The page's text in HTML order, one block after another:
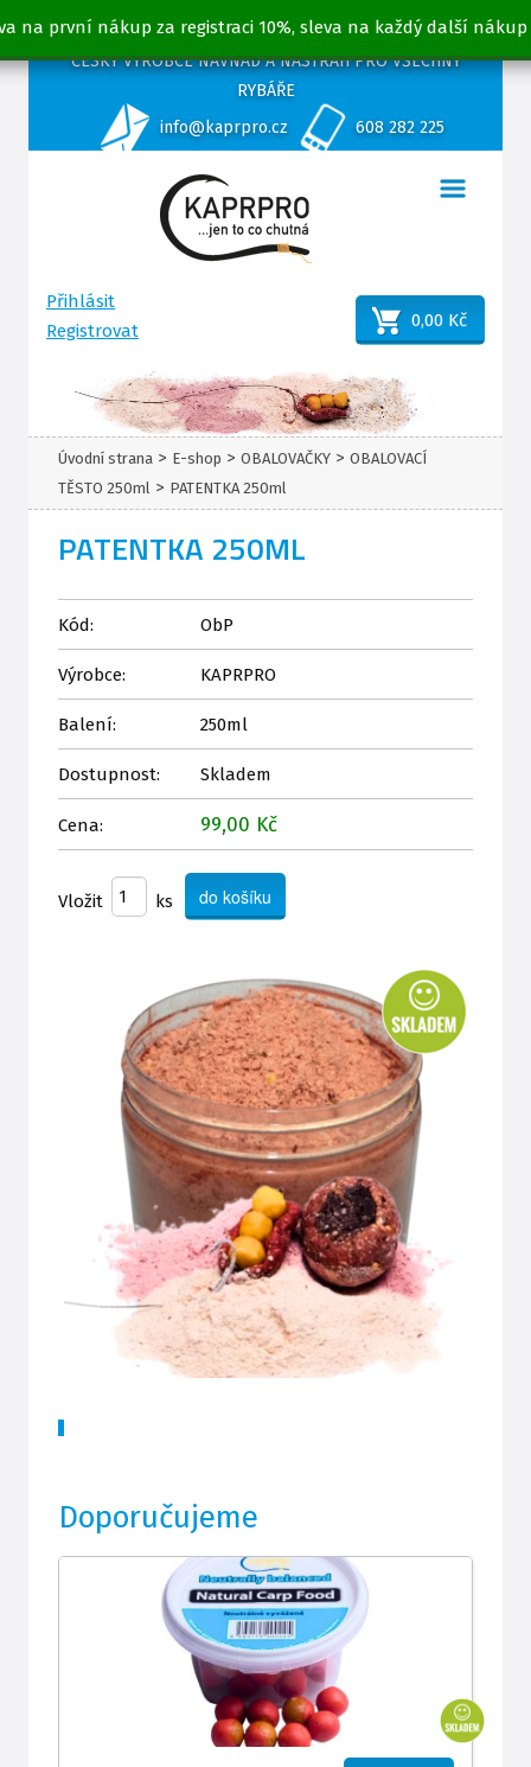
na první nákup za registraci 10%, sleva na každý další nákup
ČESKÝ VÝROBCE NÁVNAD A NÁSTRAH PRO VŠECHNY
RYBÁŘE
info@kaprpro.cz
608 282 225
Přihlásit
Registrovat
0,00 Kč
Úvodní strana > E-shop > OBALOVAČKY > OBALOVACÍ
TĚSTO 250ml > PATENTKA 250ml
PATENTKA 250ML
Kód: ObP
Výrobce: KAPRPRO
Balení: 250ml
Dostupnost: Skladem
Cena: 99,00 Kč
Vložit ks
Doporučujeme